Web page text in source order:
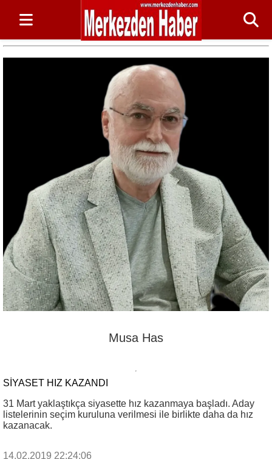
Musa Has
SIYASET HIZ KAZANDI
31 Mart yaklaştıkça siyasette hız kazanmaya başladı. Aday
listelerinin seçim kuruluna verilmesi ile birlikte daha da hız
kazanacak.
14.02.2019 22:24:06